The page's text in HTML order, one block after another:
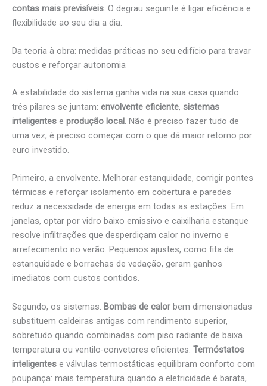
contas mais previsíveis. O degrau seguinte é ligar eficiência e
flexibilidade ao seu dia a dia.
Da teoria à obra: medidas práticas no seu edifício para travar
custos e reforçar autonomia
A estabilidade do sistema ganha vida na sua casa quando
três pilares se juntam: envolvente eficiente, sistemas
inteligentes e produção local. Não é preciso fazer tudo de
uma vez; é preciso começar com o que dá maior retorno por
euro investido.
Primeiro, a envolvente. Melhorar estanquidade, corrigir pontes
térmicas e reforçar isolamento em cobertura e paredes
reduz a necessidade de energia em todas as estações. Em
janelas, optar por vidro baixo emissivo e caixilharia estanque
resolve infiltrações que desperdiçam calor no inverno e
arrefecimento no verão. Pequenos ajustes, como fita de
estanquidade e borrachas de vedação, geram ganhos
imediatos com custos contidos.
Segundo, os sistemas. Bombas de calor bem dimensionadas
substituem caldeiras antigas com rendimento superior,
sobretudo quando combinadas com piso radiante de baixa
temperatura ou ventilo-convetores eficientes. Termóstatos
inteligentes e válvulas termostáticas equilibram conforto com
poupança: mais temperatura quando a eletricidade é barata,